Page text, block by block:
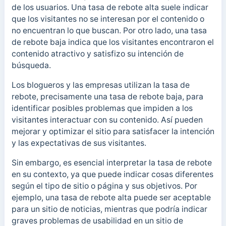
de los usuarios. Una tasa de rebote alta suele indicar
que los visitantes no se interesan por el contenido o
no encuentran lo que buscan. Por otro lado, una tasa
de rebote baja indica que los visitantes encontraron el
contenido atractivo y satisfizo su intención de
búsqueda.
Los blogueros y las empresas utilizan la tasa de
rebote, precisamente una tasa de rebote baja, para
identificar posibles problemas que impiden a los
visitantes interactuar con su contenido. Así pueden
mejorar y optimizar el sitio para satisfacer la intención
y las expectativas de sus visitantes.
Sin embargo, es esencial interpretar la tasa de rebote
en su contexto, ya que puede indicar cosas diferentes
según el tipo de sitio o página y sus objetivos. Por
ejemplo, una tasa de rebote alta puede ser aceptable
para un sitio de noticias, mientras que podría indicar
graves problemas de usabilidad en un sitio de